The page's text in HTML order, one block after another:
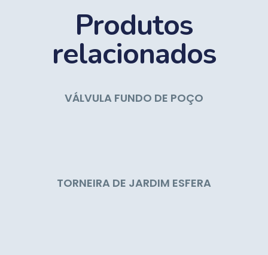
Produtos
relacionados
VÁLVULA FUNDO DE POÇO
TORNEIRA DE JARDIM ESFERA